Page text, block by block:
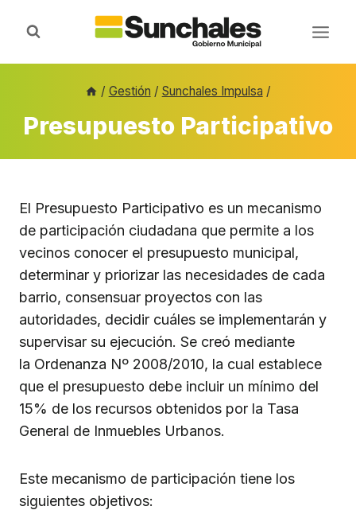
/ Gestión / Sunchales Impulsa /
Presupuesto Participativo
El Presupuesto Participativo es un mecanismo
de participación ciudadana que permite a los
vecinos conocer el presupuesto municipal,
determinar y priorizar las necesidades de cada
barrio, consensuar proyectos con las
autoridades, decidir cuáles se implementarán y
supervisar su ejecución. Se creó mediante
la Ordenanza Nº 2008/2010, la cual establece
que el presupuesto debe incluir un mínimo del
15% de los recursos obtenidos por la Tasa
General de Inmuebles Urbanos.
Este mecanismo de participación tiene los
siguientes objetivos: